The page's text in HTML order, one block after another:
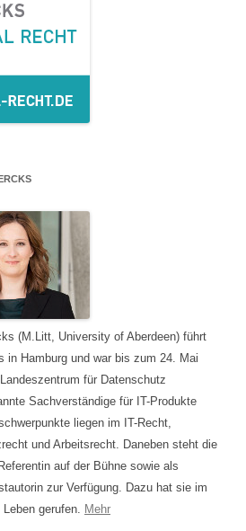
(M.Litt, University of Aberdeen) führt
in Hamburg und war bis zum 24. Mai
für Datenschutz
Sachverständige für IT-Produkte
liegen im IT-Recht,
und Arbeitsrecht. Daneben steht die
auf der Bühne sowie als
zur Verfügung. Dazu hat sie im
gerufen. Mehr